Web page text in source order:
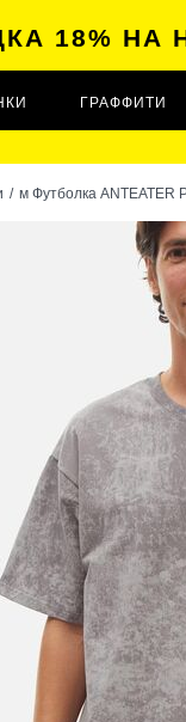
18% НА
ГРАФФИТИ
/ м Футболка